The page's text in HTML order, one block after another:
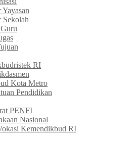
Yayasan
Sekolah
RI
Kota Metro
Pendidikan
PENFI
Nasional
Kemendikbud RI